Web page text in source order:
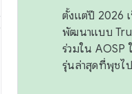
ตั้งแต่ปี 2026
พัฒนาแบบ
ร่วมใน AOSP
รุ่นล่าสุดที่พุชไ